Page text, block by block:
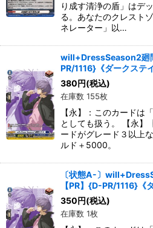
り成す清浄の盾」はデ
る。あなたのクレスト
ネレーター」以…
will+DressSeason2廻
PR/1116}《ダークステ
380円(税込)
在庫数 155枚
【永】：このカードは
としても扱う。 【永】
ードがグレード３以上
ルド＋5000。
〔状態A-〕
【PR】{D-PR/1116}《
350円(税込)
在庫数 1枚